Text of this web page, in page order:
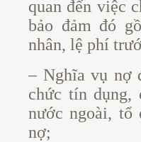
quan đến việc
bảo đảm đó
nhân, lệ phí
– Nghĩa vụ nợ
chức tín dụng,
nước ngoài, tổ
nợ;